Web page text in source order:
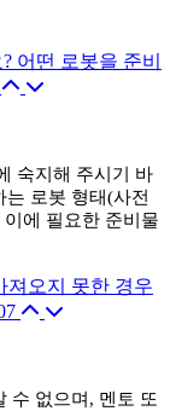
어떤 로봇을 준비
숙지해 주시기 바
로봇 형태(사전
에 필요한 준비물
져오지 못한 경우
수 없으며, 멘토 또